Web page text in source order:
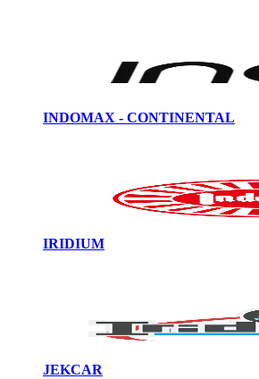
INDOMAX - CONTINENTAL
IRIDIUM
JEKCAR